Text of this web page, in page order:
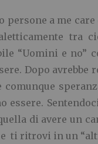
persone a me
tra
“Uomini e no”
Dopo
comunque
essere.
di avere un
e ti ritrovi in un